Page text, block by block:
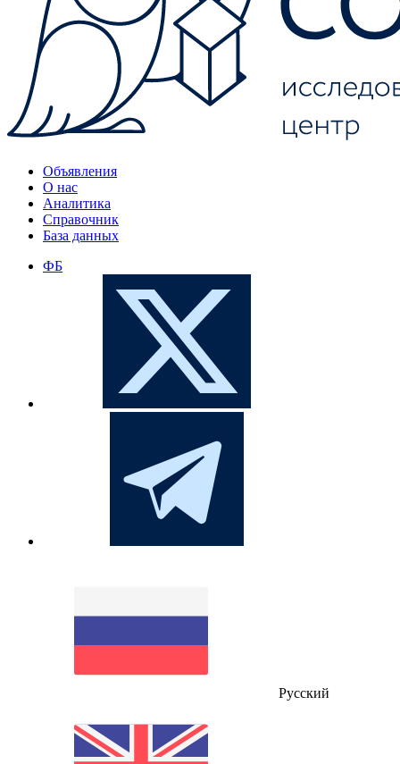
Объявления
О нас
Аналитика
Справочник
База данных
ФБ
Русский